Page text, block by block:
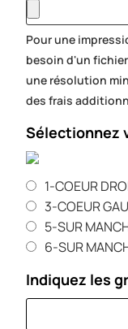
Pour une
besoin d'un fichier
une résolution
des frais
Sélectionnez
1-COEUR
3-COEUR
5-SUR
6-SUR
Indiquez les